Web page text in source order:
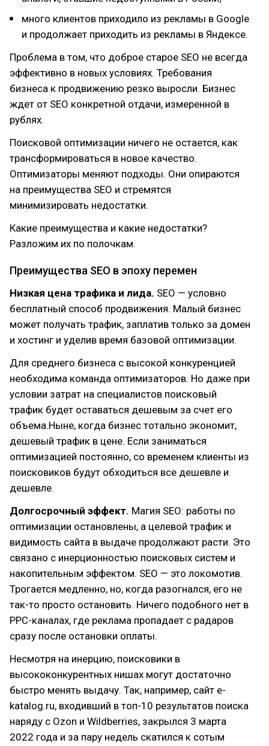
много клиентов приходило из рекламы в Google
и продолжает приходить из рекламы в Яндексе.
Проблема в том, что доброе старое SEO не всегда
эффективно в новых условиях. Требования
бизнеса к продвижению резко выросли. Бизнес
ждет от SEO конкретной отдачи, измеренной в
рублях.
Поисковой оптимизации ничего не остается, как
трансформироваться в новое качество.
Оптимизаторы меняют подходы. Они опираются
на преимущества SEO и стремятся
минимизировать недостатки.
Какие преимущества и какие недостатки?
Разложим их по полочкам.
Преимущества SEO в эпоху перемен
Низкая цена трафика и лида. SEO — условно
бесплатный способ продвижения. Малый бизнес
может получать трафик, заплатив только за домен
и хостинг и уделив время базовой оптимизации.
Для среднего бизнеса с высокой конкуренцией
необходима команда оптимизаторов. Но даже при
условии затрат на специалистов поисковый
трафик будет оставаться дешевым за счет его
объема.Ныне, когда бизнес тотально экономит,
дешевый трафик в цене. Если заниматься
оптимизацией постоянно, со временем клиенты из
поисковиков будут обходиться все дешевле и
дешевле.
Долгосрочный эффект. Магия SEO: работы по
оптимизации остановлены, а целевой трафик и
видимость сайта в выдаче продолжают расти. Это
связано с инерционностью поисковых систем и
накопительным эффектом. SEO — это локомотив.
Трогается медленно, но, когда разогнался, его не
так-то просто остановить. Ничего подобного нет в
PPC-каналах, где реклама пропадает с радаров
сразу после остановки оплаты.
Несмотря на инерцию, поисковики в
высококонкурентных нишах могут достаточно
быстро менять выдачу. Так, например, сайт e-
katalog.ru, входивший в топ-10 результатов поиска
наряду с Ozon и Wildberries, закрылся 3 марта
2022 года и за пару недель скатился к сотым